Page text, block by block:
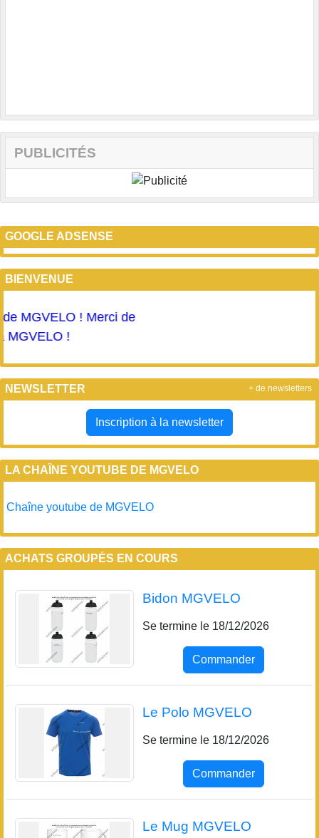
PUBLICITÉS
GOOGLE ADSENSE
BIENVENUE
! Merci de
!
NEWSLETTER
Inscription à la newsletter
+ de newsletters
LA CHAÎNE YOUTUBE DE MGVELO
Chaîne youtube de MGVELO
ACHATS GROUPÉS EN COURS
Bidon MGVELO
Se termine le 18/12/2026
Commander
Le Polo MGVELO
Se termine le 18/12/2026
Commander
Le Mug MGVELO